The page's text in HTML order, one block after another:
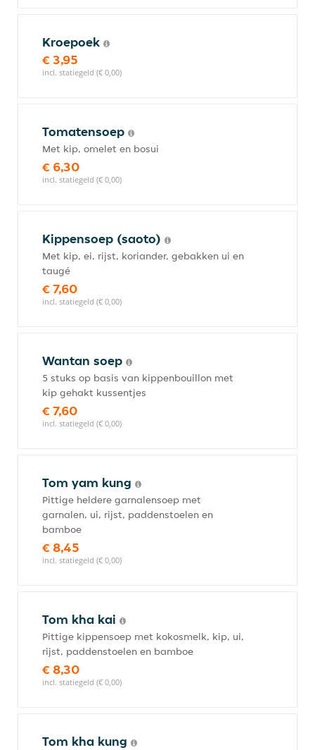
Kroepoek
€ 3,95
incl. statiegeld (€ 0,00)
Tomatensoep
Met kip, omelet en bosui
€ 6,30
incl. statiegeld (€ 0,00)
Kippensoep (saoto)
Met kip, ei, rijst, koriander, gebakken ui en
taugé
€ 7,60
incl. statiegeld (€ 0,00)
Wantan soep
5 stuks op basis van kippenbouillon met
kip gehakt kussentjes
€ 7,60
incl. statiegeld (€ 0,00)
Tom yam kung
Pittige heldere garnalensoep met
garnalen, ui, rijst, paddenstoelen en
bamboe
€ 8,45
incl. statiegeld (€ 0,00)
Tom kha kai
Pittige kippensoep met kokosmelk, kip, ui,
rijst, paddenstoelen en bamboe
€ 8,30
incl. statiegeld (€ 0,00)
Tom kha kung